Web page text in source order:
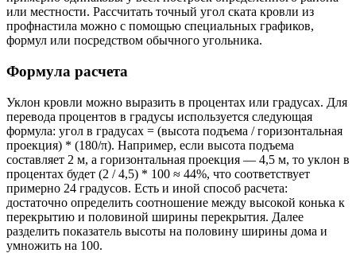
или местности. Рассчитать точный угол ската кровли из
профнастила можно с помощью специальных графиков,
формул или посредством обычного угольника.
Формула расчета
Уклон кровли можно выразить в процентах или градусах. Для
перевода процентов в градусы используется следующая
формула: угол в градусах = (высота подъема / горизонтальная
проекция) * (180/π). Например, если высота подъема
составляет 2 м, а горизонтальная проекция — 4,5 м, то уклон в
процентах будет (2 / 4,5) * 100 ≈ 44%, что соответствует
примерно 24 градусов. Есть и иной способ расчета:
достаточно определить соотношение между высокой конька к
перекрытию и половиной ширины перекрытия. Далее
разделить показатель высоты на половину ширины дома и
умножить на 100.